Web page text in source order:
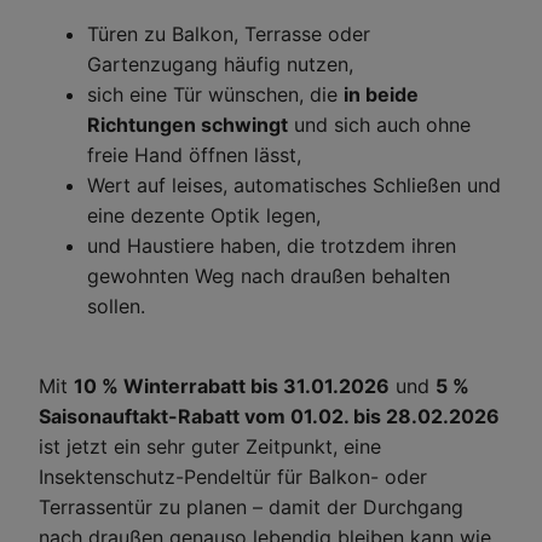
Türen zu Balkon, Terrasse oder
Gartenzugang häufig nutzen,
sich eine Tür wünschen, die in beide
Richtungen schwingt und sich auch ohne
freie Hand öffnen lässt,
Wert auf leises, automatisches Schließen und
eine dezente Optik legen,
und Haustiere haben, die trotzdem ihren
gewohnten Weg nach draußen behalten
sollen.
Mit 10 % Winterrabatt bis 31.01.2026 und 5 %
Saisonauftakt-Rabatt vom 01.02. bis 28.02.2026
ist jetzt ein sehr guter Zeitpunkt, eine
Insektenschutz-Pendeltür für Balkon- oder
Terrassentür zu planen – damit der Durchgang